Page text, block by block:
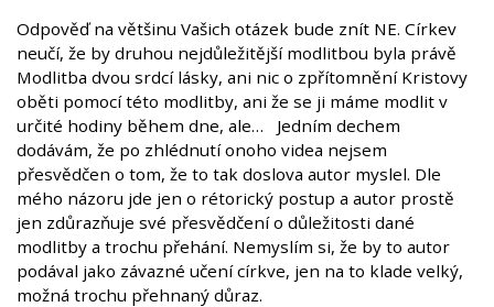
Odpověď na většinu Vašich otázek bude znít NE. Církev
neučí, že by druhou nejdůležitější modlitbou byla právě
Modlitba dvou srdcí lásky, ani nic o zpřítomnění Kristovy
oběti pomocí této modlitby, ani že se ji máme modlit v
určité hodiny během dne, ale… Jedním dechem
dodávám, že po zhlédnutí onoho videa nejsem
přesvědčen o tom, že to tak doslova autor myslel. Dle
mého názoru jde jen o rétorický postup a autor prostě
jen zdůrazňuje své přesvědčení o důležitosti dané
modlitby a trochu přehání. Nemyslím si, že by to autor
podával jako závazné učení církve, jen na to klade velký,
možná trochu přehnaný důraz.